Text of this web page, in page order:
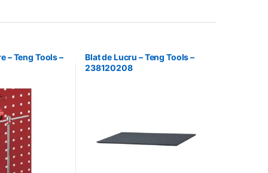
– Teng Tools –
Blat de Lucru – Teng Tools –
238120208